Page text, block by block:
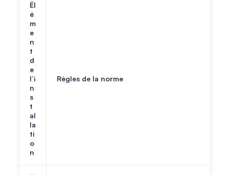
Él
é
m
e
n
t
d
e
l’i
n
s
t
al
la
ti
o
n
Règles de la norme